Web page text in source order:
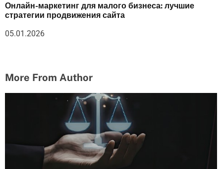
Онлайн-маркетинг для малого бизнеса: лучшие
стратегии продвижения сайта
05.01.2026
More From Author